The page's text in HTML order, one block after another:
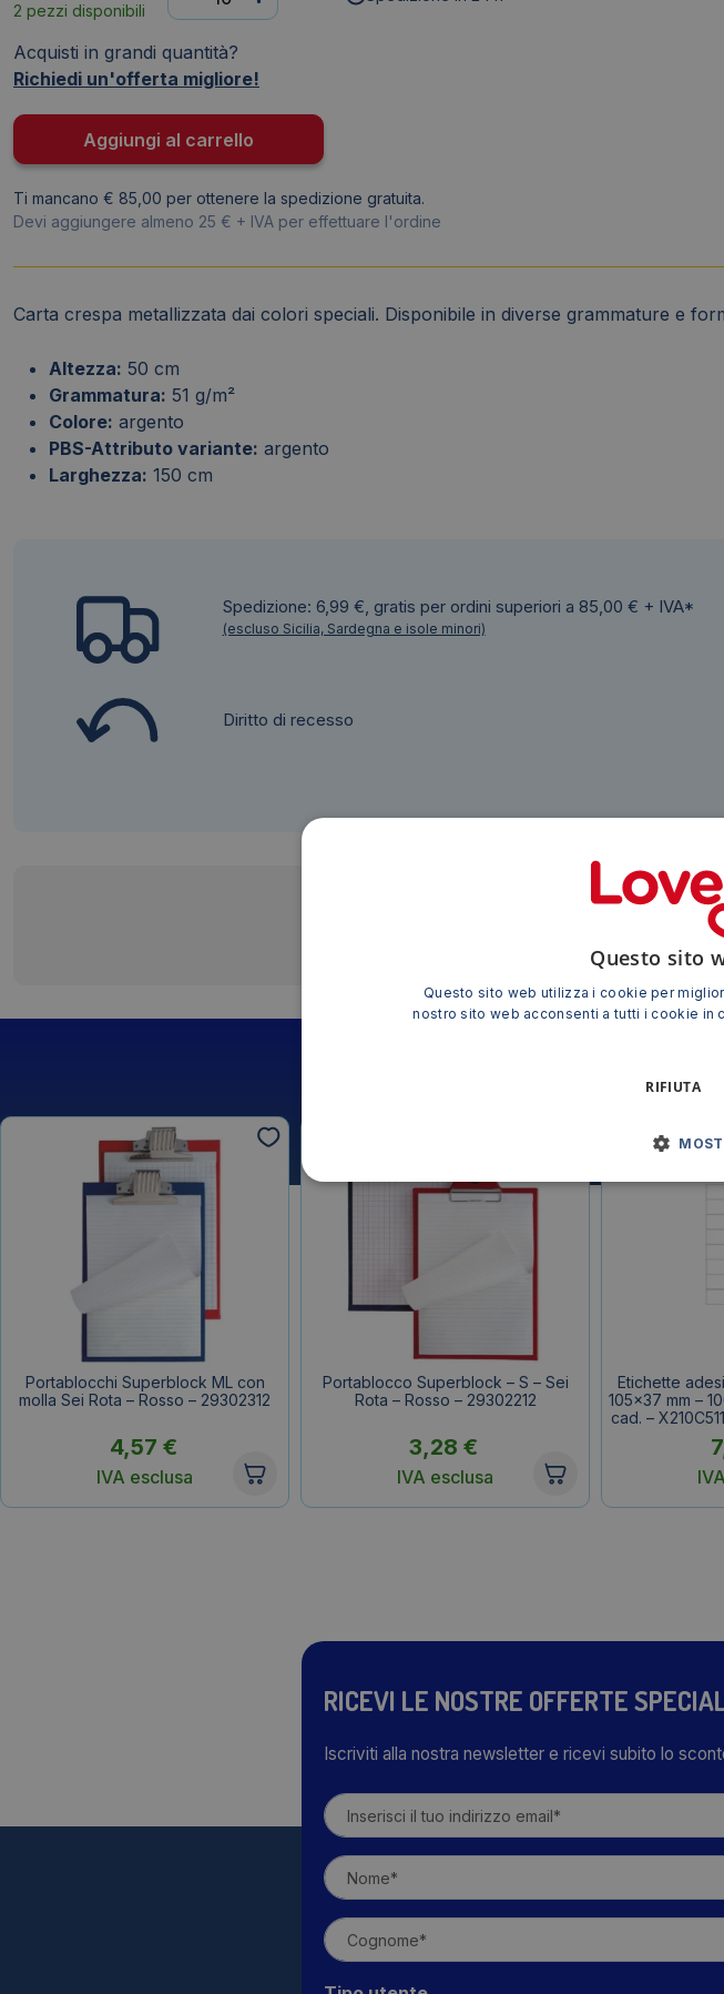
2 pezzi disponibili
crespa
rotolo
CWR
in
alluminio
Argento
2196/2
quantità
Acquisti in grandi quantità?
Richiedi un'offerta migliore!
Aggiungi al carrello
Ti mancano € 85,00 per ottenere la spedizione gratuita.
Devi aggiungere almeno 25 € + IVA per effettuare l'ordine
Carta crespa metallizzata dai colori speciali. Disponibile in diverse grammature e
Altezza: 50 cm
Grammatura: 51 g/m²
Colore: argento
PBS-Attributo variante: argento
Larghezza: 150 cm
Spedizione: 6,99 €, gratis per ordini superiori a 85,00 € + IVA*
(escluso Sicilia, Sardegna e isole minori)
Diritto di recesso
TI POTREBBE
Portablocchi Superblock ML con
molla Sei Rota – Rosso – 29302312
4,57 €
IVA esclusa
Portablocco Superblock – S – Sei
Rota – Rosso – 29302212
3,28€
IVA esclusa
Etichette
105×37 mm –
cad. –
RICEVI LE NOSTRE OFFERTE
Iscriviti alla nostra newsletter e ricevi subito lo
Questo sito
Questo sito web utilizza i cookie per
nostro sito web acconsenti a tutti i cookie
RIFIUTA